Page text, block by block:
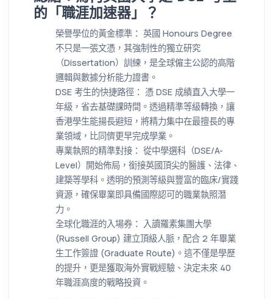
的「職涯加速器」？
榮譽學位的黃金標準： 英國 Honours Degree
不只是一張文憑，其強制性的獨立研究
（Dissertation）訓練，是全球僱主公認的高階
邏輯與數據分析能力證書。
DSE 考生的快捷路徑： 憑 DSE 成績直入大學一
年級，省去基礎課時間。透過精準等級轉換，讓
香港學生能揚長避短，將精力集中在最擅長的專
業領域，比同儕更早完成學業。
專業執照的精準對接： 從中學選科（DSE/A-
Level）開始佈局，銜接英國頂尖的醫護、法律、
建築等學科。透明的預測等級與豐富的臨床/實踐
資源，確保畢業即具備國際認可的職業執照潛
力。
全球化職涯的入場券： 入讀羅素集團大學
(Russell Group) 建立頂級人脈，配合 2 年畢業
生工作簽證 (Graduate Route)。這不僅是學歷
的提升，更是獲取海外實戰經驗、決定未來 40
年職涯高度的戰略投資。